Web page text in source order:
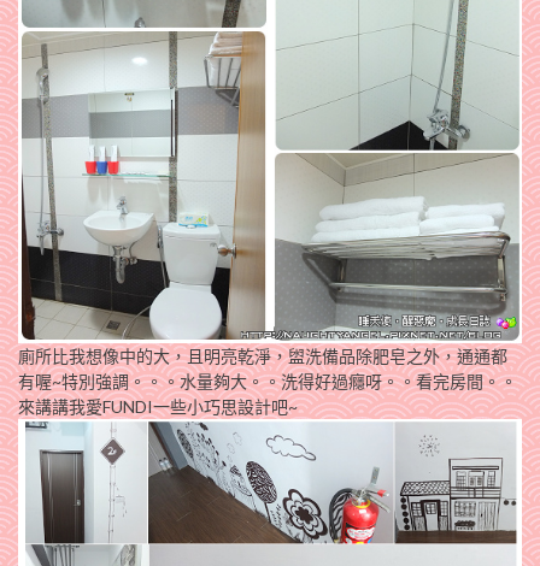
廁所比我想像中的大，且明亮乾淨，盥洗備品除肥皂之外，通通都
有喔~特別強調。。。水量夠大。。洗得好過癮呀。。看完房間。。
來講講我愛FUNDI一些小巧思設計吧~